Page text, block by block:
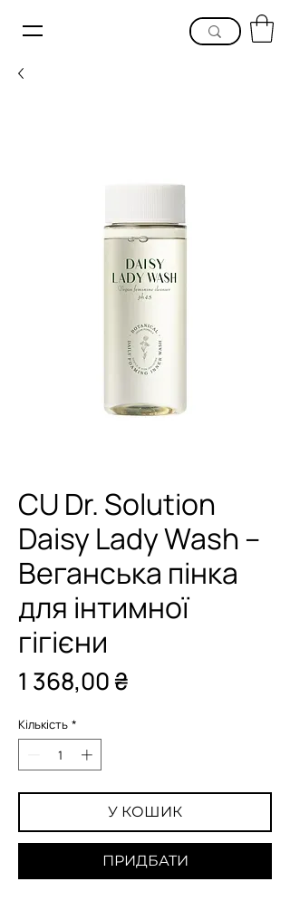
CU Dr. Solution
Daisy Lady Wash –
Веганська пінка
для інтимної
гігієни
1 368,00 ₴
Кількість *
У КОШИК
ПРИДБАТИ